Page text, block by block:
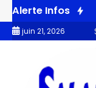
Alerte Infos
dans les marchés
juin 21, 2026